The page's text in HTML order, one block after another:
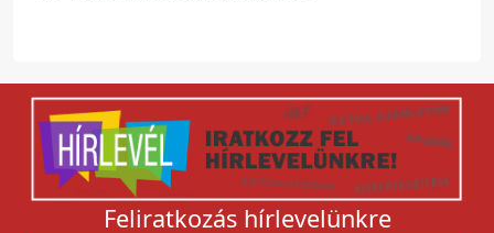
Feliratkozás hírlevelünkre